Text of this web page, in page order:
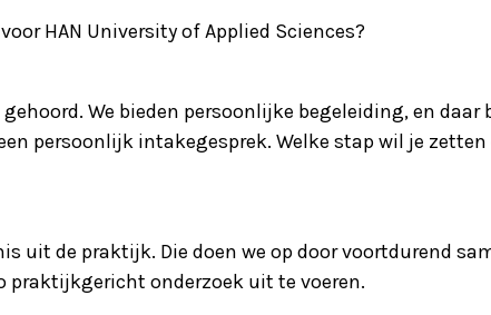
HAN University of Applied Sciences?
We bieden persoonlijke begeleiding, en daar
persoonlijk intakegesprek. Welke stap wil je zetten
uit de praktijk. Die doen we op door voortdurend
praktijkgericht onderzoek uit te voeren.